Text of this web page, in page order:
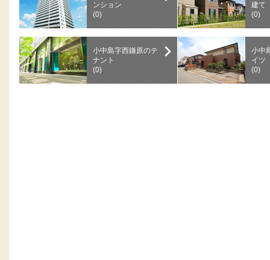
ンション
(0)
建て
(0)
小中島字西鎌原のテ
ナント
(0)
小中
イツ
(0)